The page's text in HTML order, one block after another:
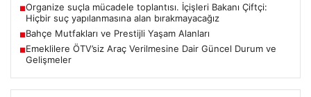
■Organize suçla mücadele toplantısı. İçişleri Bakanı Çiftçi:
Hiçbir suç yapılanmasına alan bırakmayacağız
■Bahçe Mutfakları ve Prestijli Yaşam Alanları
■Emeklilere ÖTV’siz Araç Verilmesine Dair Güncel Durum ve
Gelişmeler